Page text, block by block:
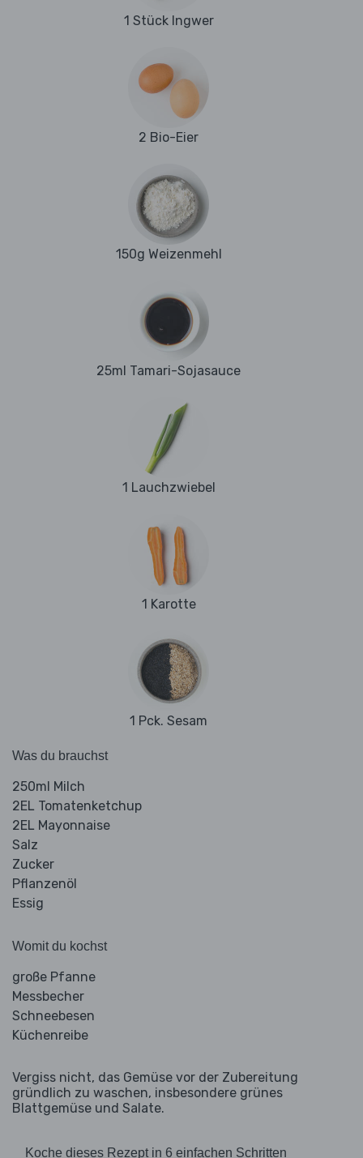
1 Stück Ingwer
2 Bio-Eier
150g Weizenmehl
25ml Tamari-Sojasauce
1 Lauchzwiebel
1 Karotte
1 Pck. Sesam
Was du brauchst
250ml Milch
2EL Tomatenketchup
2EL Mayonnaise
Salz
Zucker
Pflanzenöl
Essig
Womit du kochst
große Pfanne
Messbecher
Schneebesen
Küchenreibe
Vergiss nicht, das Gemüse vor der Zubereitung
gründlich zu waschen, insbesondere grünes
Blattgemüse und Salate.
Koche dieses Rezept in 6 einfachen Schritten